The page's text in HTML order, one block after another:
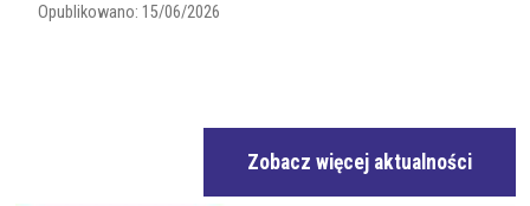
Opublikowano: 15/06/2026
Zobacz więcej aktualności